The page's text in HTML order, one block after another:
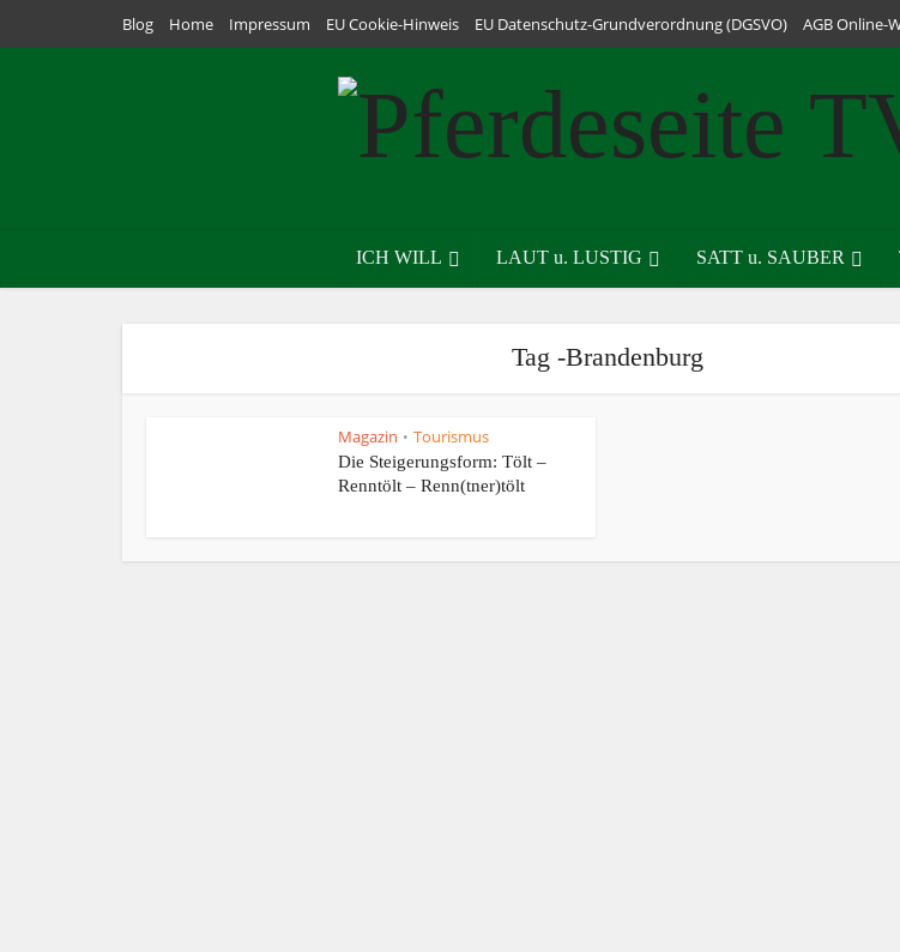
Blog Home Impressum EU Cookie-Hinweis EU Datenschutz-Grundverordnung (DGSVO) AGB Online-
ICH WILL LAUT u. LUSTIG SATT u. SAUBER
Tag -Brandenburg
Magazin • Tourismus
Die Steigerungsform: Tölt –
Renntölt – Renn(tner)tölt